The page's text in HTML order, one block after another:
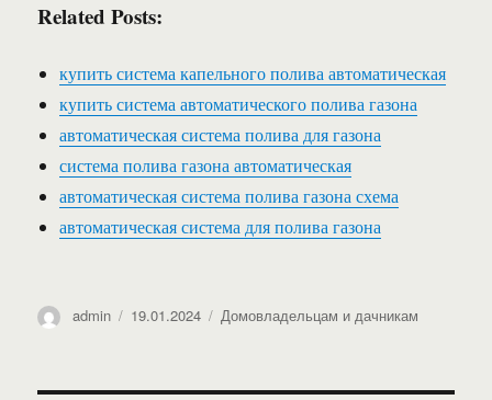
Related Posts:
купить система капельного полива автоматическая
купить система автоматического полива газона
автоматическая система полива для газона
система полива газона автоматическая
автоматическая система полива газона схема
автоматическая система для полива газона
Автор
admin Опубликовано
19.01.2024 Рубрики
Домовладельцам и дачникам